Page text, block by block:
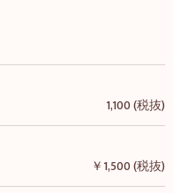
1,100 (税抜)
￥1,500 (税抜)